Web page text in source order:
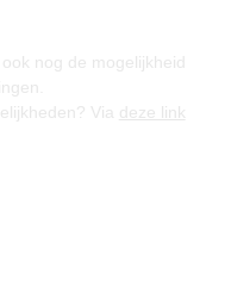
nog de mogelijkheid
Via
deze link